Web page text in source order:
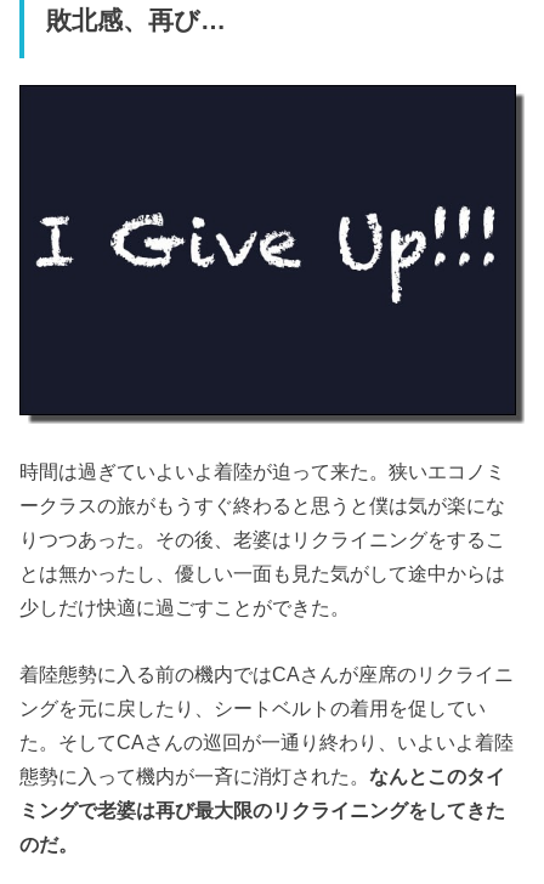
敗北感、再び…
時間は過ぎていよいよ着陸が迫って来た。狭いエコノミ
ークラスの旅がもうすぐ終わると思うと僕は気が楽にな
りつつあった。その後、老婆はリクライニングをするこ
とは無かったし、優しい一面も見た気がして途中からは
少しだけ快適に過ごすことができた。
着陸態勢に入る前の機内ではCAさんが座席のリクライニ
ングを元に戻したり、シートベルトの着用を促してい
た。そしてCAさんの巡回が一通り終わり、いよいよ着陸
態勢に入って機内が一斉に消灯された。なんとこのタイ
ミングで老婆は再び最大限のリクライニングをしてきた
のだ。